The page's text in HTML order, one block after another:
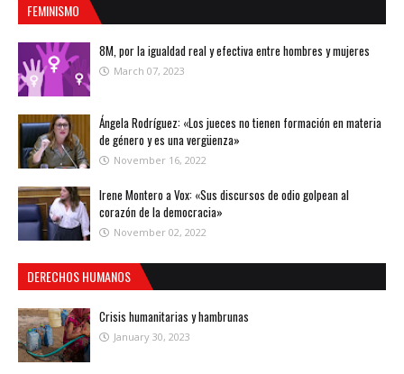
FEMINISMO
8M, por la igualdad real y efectiva entre hombres y mujeres
March 07, 2023
Ángela Rodríguez: «Los jueces no tienen formación en materia
de género y es una vergüenza»
November 16, 2022
Irene Montero a Vox: «Sus discursos de odio golpean al
corazón de la democracia»
November 02, 2022
DERECHOS HUMANOS
Crisis humanitarias y hambrunas
January 30, 2023